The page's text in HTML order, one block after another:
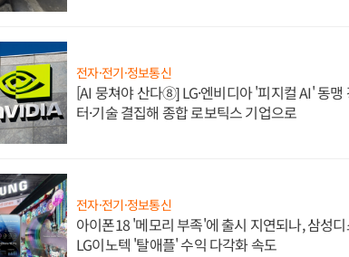
전자·전기·정보통신
[AI 뭉쳐야 산다⑧] LG·엔비디아 '피지컬 AI' 동맹
터·기술 결집해 종합 로보틱스 기업으로
전자·전기·정보통신
아이폰18 '메모리 부족'에 출시 지연되나, 삼성
LG이노텍 '탈애플' 수익 다각화 속도